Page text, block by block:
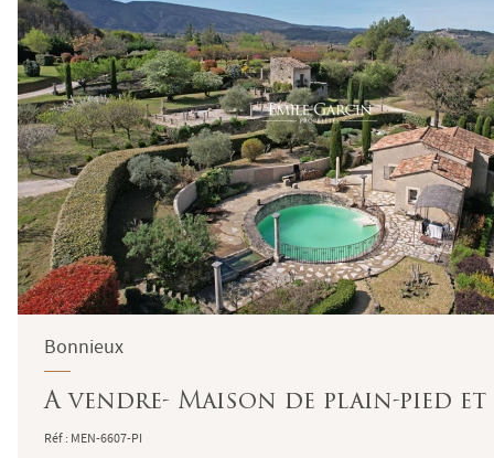
Bonnieux
A vendre- Maison de plain-pied et
Réf : MEN-6607-PI